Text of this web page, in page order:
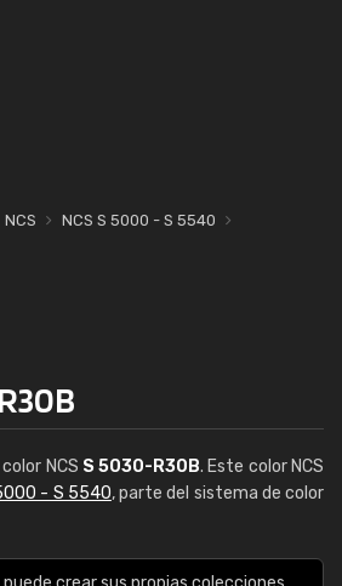
NCS
NCS S 5000 - S 5540
NCS S 5030-R30B. Este color NCS
- S 5540, parte del sistema de color